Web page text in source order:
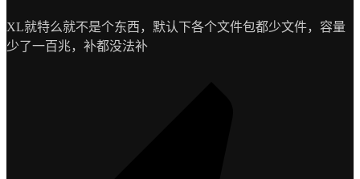
XL就特么就不是个东西，默认下各个文件包都少文件，容量
少了一百兆，补都没法补